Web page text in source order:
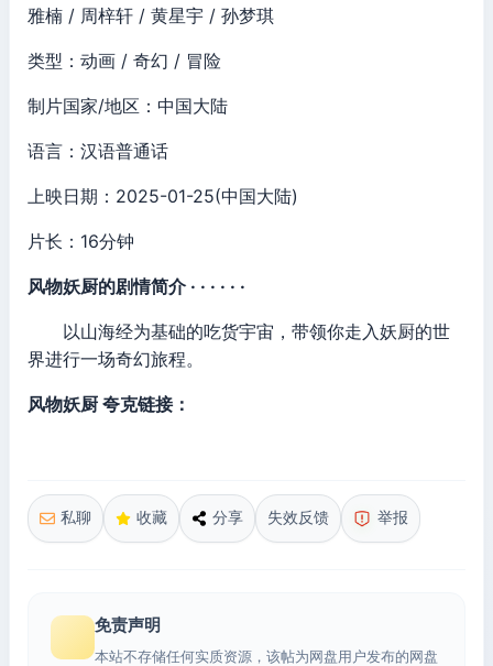
雅楠 / 周梓轩 / 黄星宇 / 孙梦琪
类型：动画 / 奇幻 / 冒险
制片国家/地区：中国大陆
语言：汉语普通话
上映日期：2025-01-25(中国大陆)
片长：16分钟
风物妖厨的剧情简介 · · · · · ·
以山海经为基础的吃货宇宙，带领你走入妖厨的世
界进行一场奇幻旅程。
风物妖厨 夸克链接：
私聊 收藏 分享 失效反馈 举报
免责声明
本站不存储任何实质资源，该帖为网盘用户发布的网盘